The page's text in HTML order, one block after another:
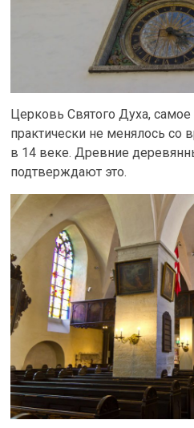
Церковь Святого Духа, самое
практически не менялось со
в 14 веке. Древние
подтверждают это.